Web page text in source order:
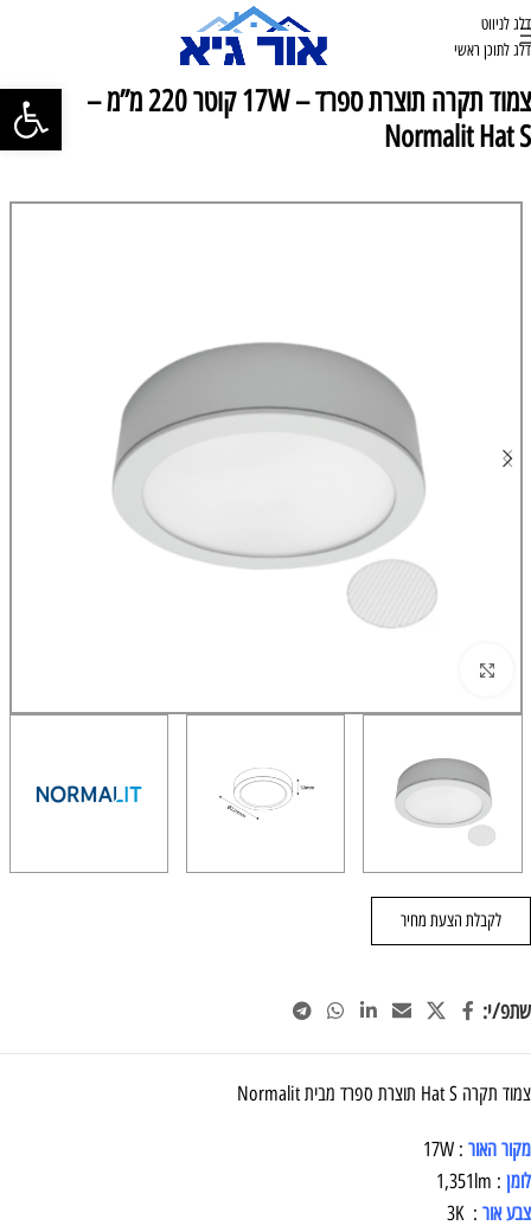
פתח
דלג לניווט
דלג לתוכן ראשי
צמוד תקרה תוצרת ספרד – 17W קוטר 220 מ”מ –
Normalit Hat S
לקבלת הצעת מחיר
שתפ/י:
צמוד תקרה Hat S תוצרת ספרד מבית Normalit
מקור האור : 17W
לומן : 1,351lm
צבע אור : 3K